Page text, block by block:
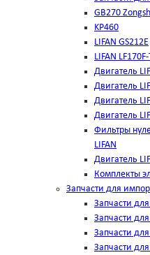
GB270
KP460
LIFAN GS212E
LIFAN
Двигатель
Двигатель
Двигатель
Двигатель
Фильтры
LIFAN
Двигатель
Комплекты
Запчасти для
Запчасти
Запчасти
Запчасти
Запчасти